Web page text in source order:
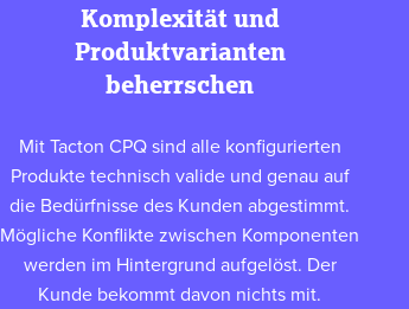
Komplexität und
Produktvarianten
beherrschen
Mit Tacton CPQ sind alle konfigurierten
Produkte technisch valide und genau auf
die Bedürfnisse des Kunden abgestimmt.
Mögliche Konflikte zwischen Komponenten
werden im Hintergrund aufgelöst. Der
Kunde bekommt davon nichts mit.